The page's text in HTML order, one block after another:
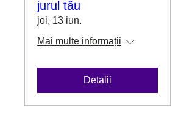
jurul tău
joi, 13 iun.
Mai multe informații
Detalii